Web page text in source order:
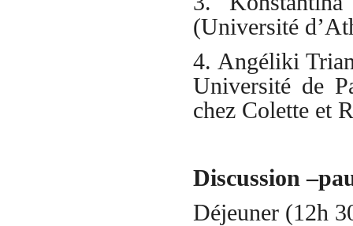
(Université
4. Angéliki
Université de
chez Colette et
Discussion
Déjeuner (12h